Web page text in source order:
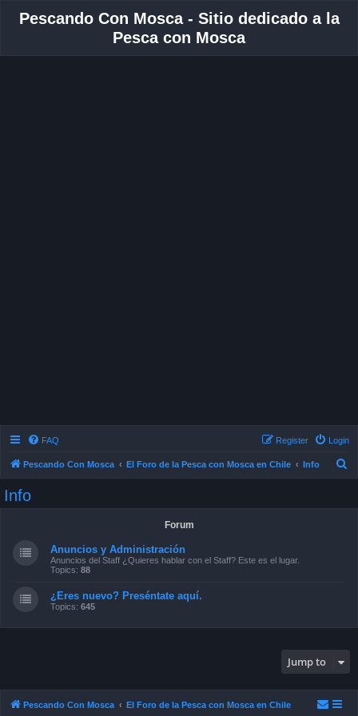
Pescando Con Mosca - Sitio dedicado a la
Pesca con Mosca
FAQ Login
Register
Pescando Con Mosca El Foro de la Pesca con Mosca en Chile Info
Info
Forum
Anuncios y Administración
Anuncios del Staff ¿Quieres hablar con el Staff? Este es el lugar.
Topics: 88
¿Eres nuevo? Preséntate aquí.
Topics: 645
Jump to
Pescando Con Mosca El Foro de la Pesca con Mosca en Chile